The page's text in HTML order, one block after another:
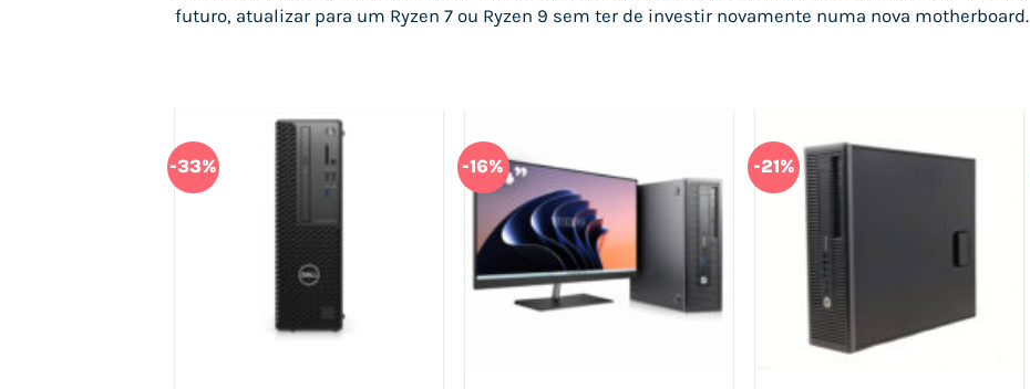
futuro, atualizar para um Ryzen 7 ou Ryzen 9 sem ter de investir novamente numa nova motherboard.
-33% -16% -21%